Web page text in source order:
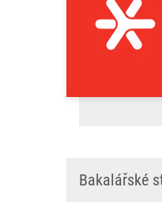
Bakalářské